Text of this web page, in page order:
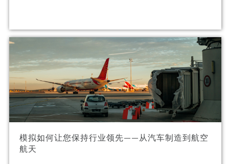
模拟如何让您保持行业领先——从汽车制造到航空
航天